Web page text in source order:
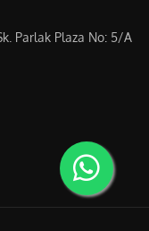
Parlak Plaza No: 5/A